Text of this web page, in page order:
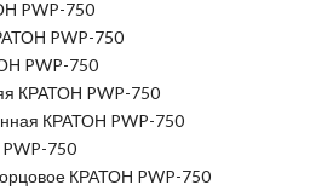
PWP-750
PWP-750
PWP-750
КРАТОН PWP-750
КРАТОН PWP-750
750
КРАТОН PWP-750